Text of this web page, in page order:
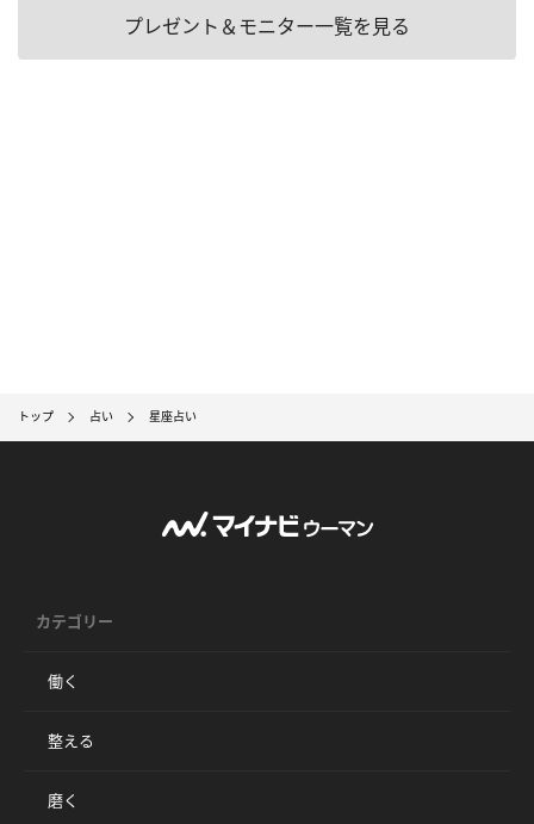
プレゼント＆モニター一覧を見る
トップ 占い 星座占い
カテゴリー
働く
整える
磨く